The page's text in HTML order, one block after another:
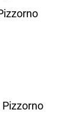
Pizzorno